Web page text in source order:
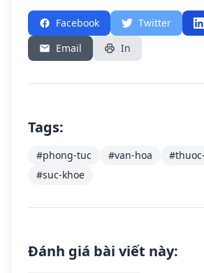
Facebook Twitter
Email
In
Tags:
#phong-tuc #van-hoa
#suc-khoe
Đánh giá bài viết này: